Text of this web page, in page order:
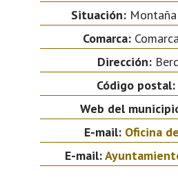
Situación:Montaña
Comarca:
Dirección:
Código postal:
Web del
E-mail: Oficina
E-mail: